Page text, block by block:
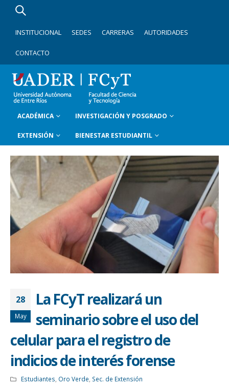
INSTITUCIONAL SEDES CARRERAS AUTORIDADES
CONTACTO
ACADÉMICA INVESTIGACIÓN Y POSGRADO
EXTENSIÓN BIENESTAR ESTUDIANTIL
28
May
La FCyT realizará un
seminario sobre el uso del
celular para el registro de
indicios de interés forense
Estudiantes Oro Verde Sec. de Extensión